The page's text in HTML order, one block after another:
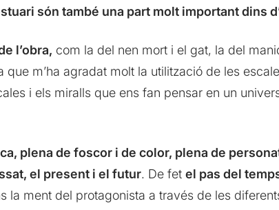
són també una part molt important dins
l’obra, com la del nen mort i el gat, la del
m’ha agradat molt la utilització de les
i els miralls que ens fan pensar en un
plena de foscor i de color, plena de
el present i el futur. De fet el pas del
la ment del protagonista a través de les